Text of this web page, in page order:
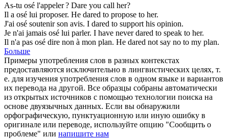
As-tu osé l'appeler ? Dare you call her?
Il a osé lui proposer. He dared to propose to her.
J'ai osé soutenir son avis. I dared to support his opinion.
Je n'ai jamais osé lui parler. I have neverdared to speak to her.
Il n'a pas osé dire non à mon plan. He dared not say no to my plan.
Больше
Примеры употребления слов в разных контекстах
предоставляются исключительно в лингвистических целях, т.
е. для изучения употребления слов в одном языке и вариантов
их перевода на другой. Все образцы собраны автоматически
из открытых источников с помощью технологии поиска на
основе двуязычных данных. Если вы обнаружили
орфографическую, пунктуационную или иную ошибку в
оригинале или переводе, используйте опцию "Сообщить о
проблеме" или напишите нам